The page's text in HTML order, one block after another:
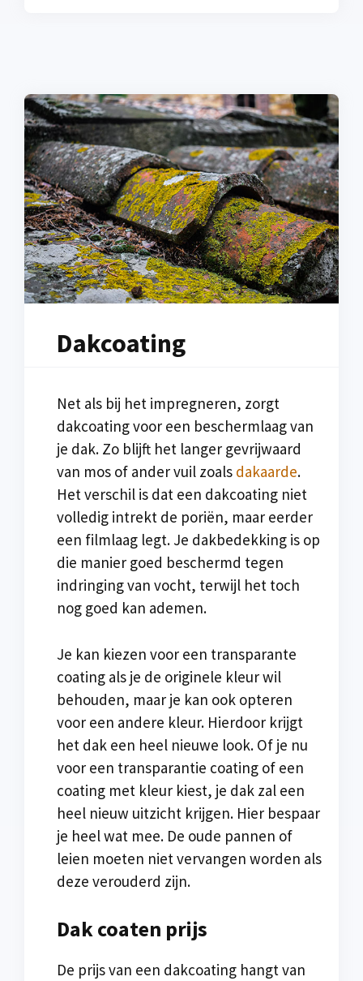
Dakcoating
Net als bij het impregneren, zorgt
dakcoating voor een beschermlaag van
je dak. Zo blijft het langer gevrijwaard
van mos of ander vuil zoals dakaarde.
Het verschil is dat een dakcoating niet
volledig intrekt de poriën, maar eerder
een filmlaag legt. Je dakbedekking is op
die manier goed beschermd tegen
indringing van vocht, terwijl het toch
nog goed kan ademen.
Je kan kiezen voor een transparante
coating als je de originele kleur wil
behouden, maar je kan ook opteren
voor een andere kleur. Hierdoor krijgt
het dak een heel nieuwe look. Of je nu
voor een transparantie coating of een
coating met kleur kiest, je dak zal een
heel nieuw uitzicht krijgen. Hier bespaar
je heel wat mee. De oude pannen of
leien moeten niet vervangen worden als
deze verouderd zijn.
Dak coaten prijs
De prijs van een dakcoating hangt van